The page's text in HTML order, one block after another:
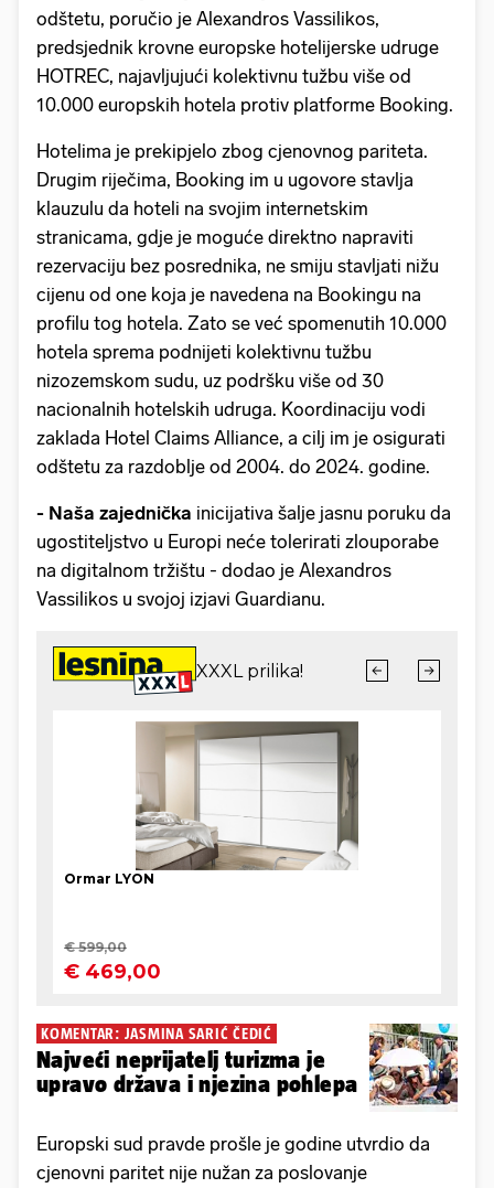
odštetu, poručio je Alexandros Vassilikos,
predsjednik krovne europske hotelijerske udruge
HOTREC, najavljujući kolektivnu tužbu više od
10.000 europskih hotela protiv platforme Booking.
Hotelima je prekipjelo zbog cjenovnog pariteta.
Drugim riječima, Booking im u ugovore stavlja
klauzulu da hoteli na svojim internetskim
stranicama, gdje je moguće direktno napraviti
rezervaciju bez posrednika, ne smiju stavljati nižu
cijenu od one koja je navedena na Bookingu na
profilu tog hotela. Zato se već spomenutih 10.000
hotela sprema podnijeti kolektivnu tužbu
nizozemskom sudu, uz podršku više od 30
nacionalnih hotelskih udruga. Koordinaciju vodi
zaklada Hotel Claims Alliance, a cilj im je osigurati
odštetu za razdoblje od 2004. do 2024. godine.
- Naša zajednička inicijativa šalje jasnu poruku da
ugostiteljstvo u Europi neće tolerirati zlouporabe
na digitalnom tržištu - dodao je Alexandros
Vassilikos u svojoj izjavi Guardianu.
KOMENTAR: JASMINA SARIĆ ČEDIĆ
Najveći neprijatelj turizma je
upravo država i njezina pohlepa
Europski sud pravde prošle je godine utvrdio da
cjenovni paritet nije nužan za poslovanje